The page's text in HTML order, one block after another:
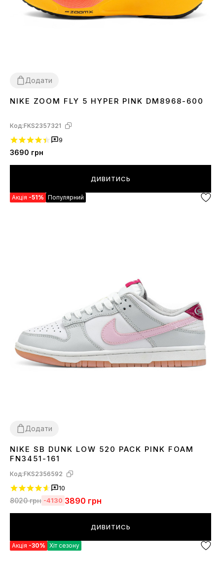
Додати
4041 42434445
NIKE ZOOM FLY 5 HYPER PINK DM8968-600
Код:FKS2357321
9
3690 грн
ДИВИТИСЬ
Акція -51% Популярний
Додати
3637 383940
NIKE SB DUNK LOW 520 PACK PINK FOAM
FN3451-161
Код:FKS2356592
10
8020грн -4130 3890 грн
ДИВИТИСЬ
Акція -30% Хіт сезону